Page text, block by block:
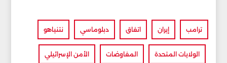
ترامب إيران اتفاق دبلوماسي نتنياهو
الولايات المتحدة المفاوضات الأمن الإسرائيلي